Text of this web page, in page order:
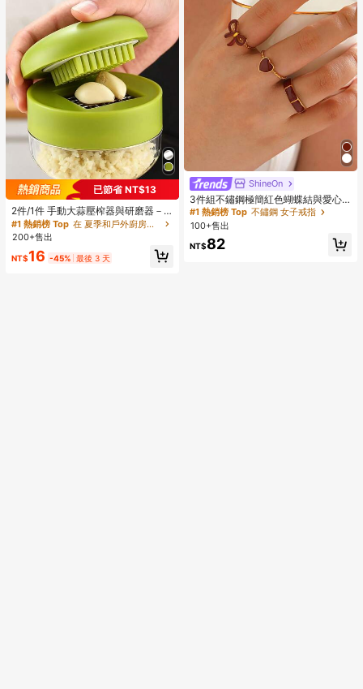
已節省 NT$13
2件/1件 手動大蒜壓榨器與研磨器－
多功能廚房工具，可用於切碎、切片
與研磨，適用於居家、餐廳、戶外、
旅行與餐車使用，便攜手持設計，塑
料與大蒜瓣研磨器，廚房用品，烹飪
#1 熱銷榜 Top
在 夏季和戶外廚房用具流行趨勢 其他廚房用具
200+售出
NT$16 -45% 最後 3 天
ShineOn
3件組不鏽鋼極簡紅色蝴蝶結與愛心
戒指套組，適合女性日常配戴
#1 熱銷榜 Top 不鏽鋼 女子戒指
回購率高的顧客
幾乎賣完了！
#1 熱銷榜 Top 不鏽鋼 女子戒指
回購率高的顧客
#1 熱銷榜 Top 不鏽鋼 女子戒指
回購率高的顧客
#1 熱銷榜 Top
幾乎賣完了！
100+售出
NT$82